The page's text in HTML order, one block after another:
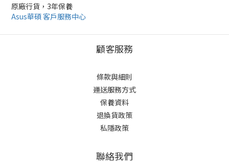
原廠行貨，3年保養
Asus華碩 客戶服務中心
顧客服務
條款與細則
運送服務方式
保養資料
退換貨政策
私隱政策
聯絡我們